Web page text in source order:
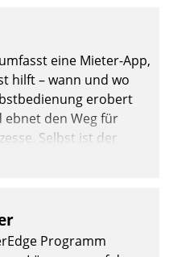
eine Mieter-App,
hilft – wann und wo
erobert
den Weg für
Selbst ist der
Programm